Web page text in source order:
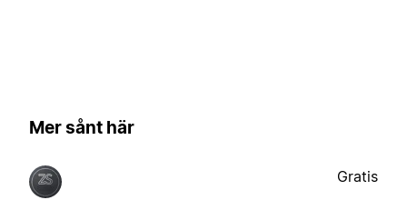
Mer sånt här
Gratis